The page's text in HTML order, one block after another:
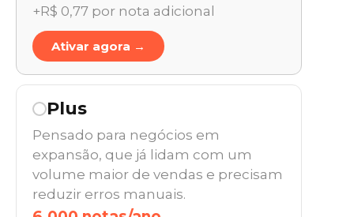
+R$ 0,77 por nota adicional
Ativar agora →
Plus
Pensado para negócios em
expansão, que já lidam com um
volume maior de vendas e precisam
reduzir erros manuais.